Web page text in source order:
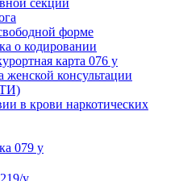
секции
форме
о кодировании
карта 076 у
женской консультации
в крови наркотических
079 у
у